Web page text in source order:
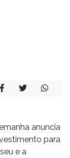
anuncia
para
e a